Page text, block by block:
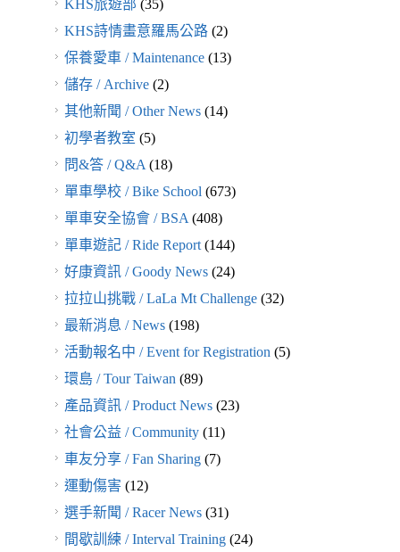
KHS旅遊部 (35)
KHS詩情畫意羅馬公路(2)
保養愛車 / Maintenance(13)
儲存 / Archive(2)
其他新聞 / Other News(14)
初學者教室 (5)
問&答 / Q&A(18)
單車學校 / Bike School(673)
單車安全協會 / BSA(408)
單車遊記 / Ride Report(144)
好康資訊 / Goody News(24)
拉拉山挑戰 / LaLa Mt Challenge(32)
最新消息 / News(198)
活動報名中 / Event for Registration(5)
環島 / Tour Taiwan(89)
產品資訊 / Product News(23)
社會公益 / Community(11)
車友分享 / Fan Sharing(7)
運動傷害(12)
選手新聞 / Racer News(31)
間歇訓練 / Interval Training(24)